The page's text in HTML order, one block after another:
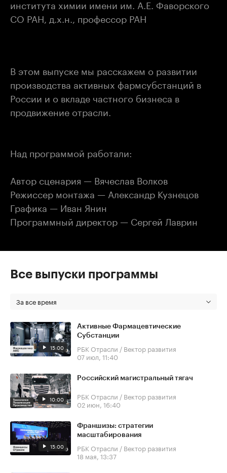
института химии имени им. А.Е. Фаворского
СО РАН, д.х.н., профессор РАН
В этом выпуске мы расскажем о развитии
производства активных фармсубстанций в
России и о вкладе частного бизнеса в
продвижение отрасли.
Над программой работали:
Автор сценария — Вячеслав Волков
Режиссер монтажа — Александр Кузнецов
Графика — Иван Янин
Программный директор — Сергей Лаврин
Все выпуски программы
За все время
15:00
Активные Фармацевтические
Субстанции
РБК Отрасли / Вектор развития
07 июл, 11:40
10:00
Российский магистральный тягач
РБК Отрасли / Вектор развития
02 июн, 16:40
15:00
Франшизы: стратегии
масштабирования
РБК Отрасли / Вектор развития
18 мая, 13:37